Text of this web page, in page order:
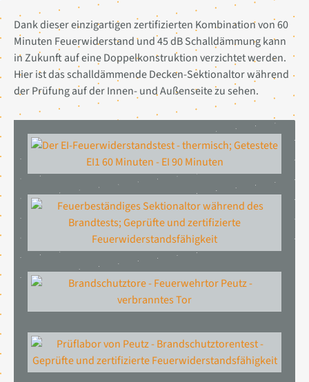
Dank dieser einzigartigen zertifizierten Kombination von 60
Minuten Feuerwiderstand und 45 dB Schalldämmung kann
in Zukunft auf eine Doppelkonstruktion verzichtet werden.
Hier ist das schalldämmende Decken-Sektionaltor während
der Prüfung auf der Innen- und Außenseite zu sehen.